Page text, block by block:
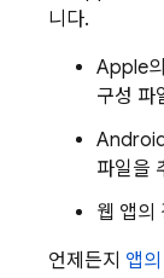
니다.
Apple
구성 파
파일을
웹 앱의
언제든지 앱